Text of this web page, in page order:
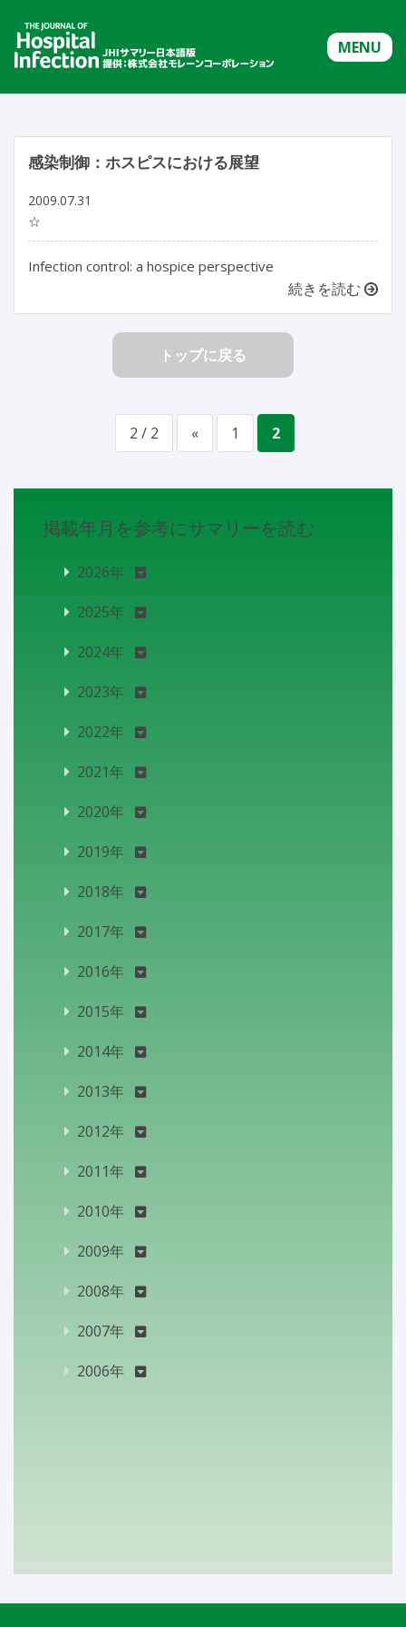
MENU
感染制御：ホスピスにおける展望
2009.07.31
☆
Infection control: a hospice perspective
続きを読む
トップに戻る
2 / 2 « 1 2
掲載年月を参考にサマリーを読む
2026年
2025年
2024年
2023年
2022年
2021年
2020年
2019年
2018年
2017年
2016年
2015年
2014年
2013年
2012年
2011年
2010年
2009年
2008年
2007年
2006年